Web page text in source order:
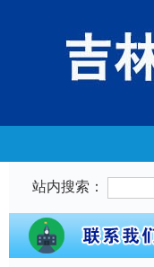
站内搜索：